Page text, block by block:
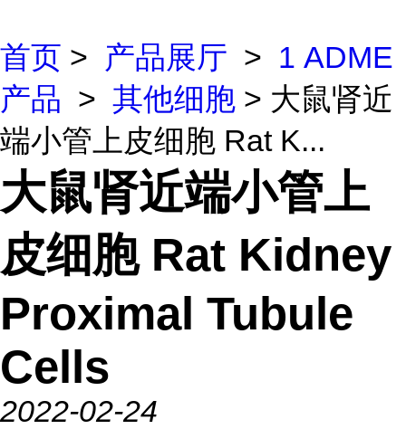
首页 > 产品展厅 > 1 ADME
产品 > 其他细胞 > 大鼠肾近
端小管上皮细胞 Rat K...
大鼠肾近端小管上
皮细胞 Rat Kidney
Proximal Tubule
Cells
2022-02-24